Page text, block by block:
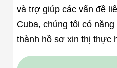
và trợ giúp các vấn đề
Cuba, chúng tôi có
thành hồ sơ xin thị thực